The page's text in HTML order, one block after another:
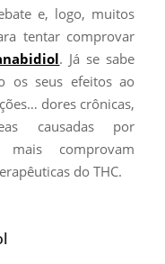
e, logo, muitos
tentar comprovar
. Já se sabe
os seus efeitos ao
dores crônicas,
causadas por
comprovam
do THC.